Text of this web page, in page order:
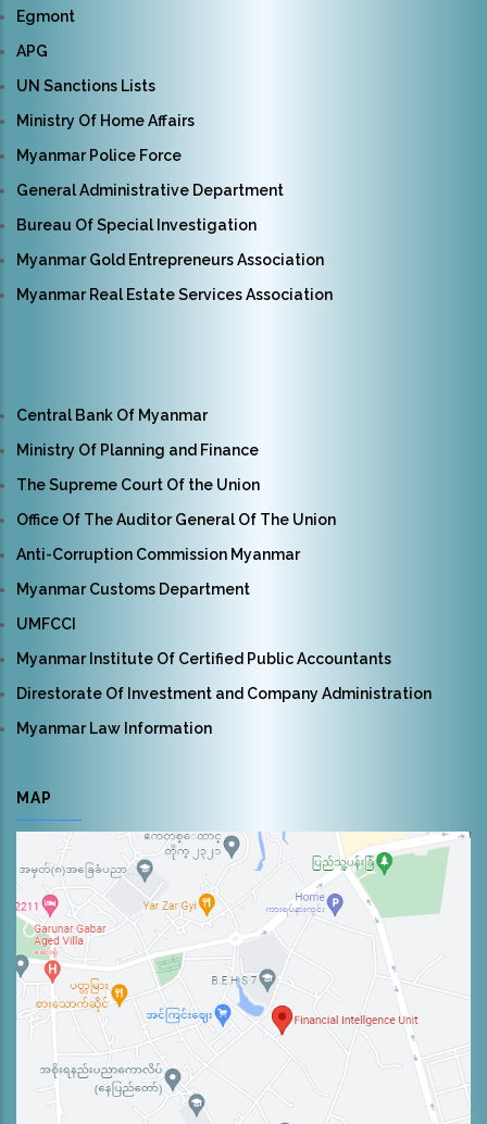
Egmont
APG
UN Sanctions Lists
Ministry Of Home Affairs
Myanmar Police Force
General Administrative Department
Bureau Of Special Investigation
Myanmar Gold Entrepreneurs Association
Myanmar Real Estate Services Association
Central Bank Of Myanmar
Ministry Of Planning and Finance
The Supreme Court Of the Union
Office Of The Auditor General Of The Union
Anti-Corruption Commission Myanmar
Myanmar Customs Department
UMFCCI
Myanmar Institute Of Certified Public Accountants
Direstorate Of Investment and Company Administration
Myanmar Law Information
MAP